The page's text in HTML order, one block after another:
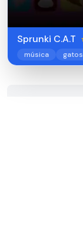
Sprunki C.A.T
música gatos